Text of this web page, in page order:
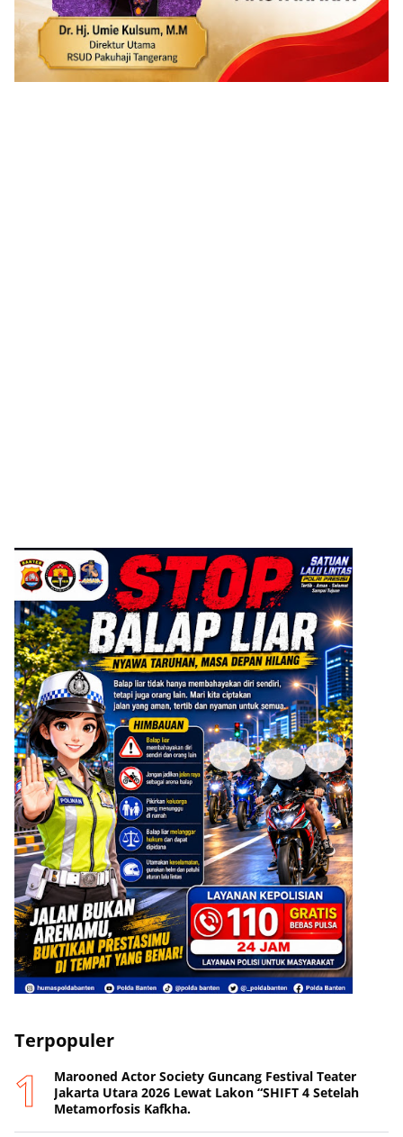
Terpopuler
Marooned Actor Society Guncang Festival Teater
Jakarta Utara 2026 Lewat Lakon “SHIFT 4 Setelah
Metamorfosis Kafkha.